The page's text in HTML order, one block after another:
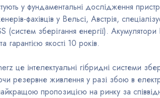
у фундаментальні дослідження
фахівців у Вельсі, Австрія,
(систем зберігання енергії).
якості 10 років.
це інтелектуальні гібридні системи
резервне живлення у разі збою в
пропозицією на ринку за